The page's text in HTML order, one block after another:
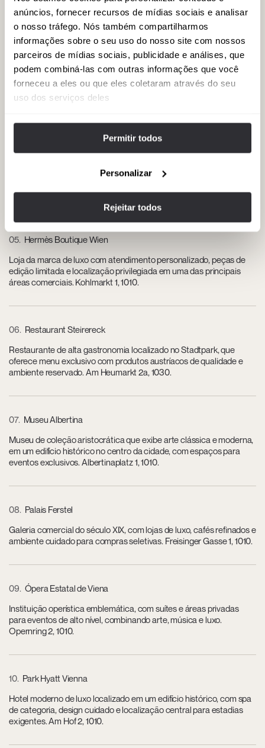
anúncios, fornecer recursos de mídias sociais e analisar
o nosso tráfego. Nós também compartilharmos
informações sobre o seu uso do nosso site com nossos
parceiros de mídias sociais, publicidade e análises, que
podem combiná-las com outras informações que você
forneceu a eles ou que eles coletaram através do seu
uso dos serviços deles
Permitir todos
Personalizar
Rejeitar todos
ambiente urbano de primeira classe. Kohlmarkt, 1010.
03 Café Central
Café histórico com tetos altos, ambiente distinto, doces tradicionais
e espaços ideais para encontros especiais no centro da cidade.
Herrengasse 14, 1010.
04
Palácio convertido em hotel-boutique de luxo, com suítes amplas,
adega exclusiva e ambiente ideal para uma estadia exigente.
Coburgbastei 4, 1010.
05 Hermès Boutique Wien
Loja da marca de luxo com atendimento personalizado, peças de
edição limitada e localização privilegiada em uma das principais
áreas comerciais. Kohlmarkt 1, 1010.
06
Restaurant Steirereck
Restaurante de alta gastronomia localizado no Stadtpark, que
oferece menu exclusivo com produtos austríacos de qualidade e
ambiente reservado. Am Heumarkt 2a, 1030.
07 Museu Albertina
Museu de coleção aristocrática que exibe arte clássica e moderna,
em um edifício histórico no centro da cidade, com espaços para
eventos exclusivos. Albertinaplatz 1, 1010.
08 Palais Ferstel
Galeria comercial do século XIX, com lojas de luxo, cafés refinados e
ambiente cuidado para compras seletivas. Freisinger Gasse 1, 1010.
09 Ópera Estatal de Viena
Instituição operística emblemática, com suítes e áreas privadas
para eventos de alto nível, combinando arte, música e luxo.
Opernring 2, 1010.
10 Park Hyatt Vienna
Hotel moderno de luxo localizado em um edifício histórico, com spa
de categoria, design cuidado e localização central para estadias
exigentes. Am Hof 2, 1010.